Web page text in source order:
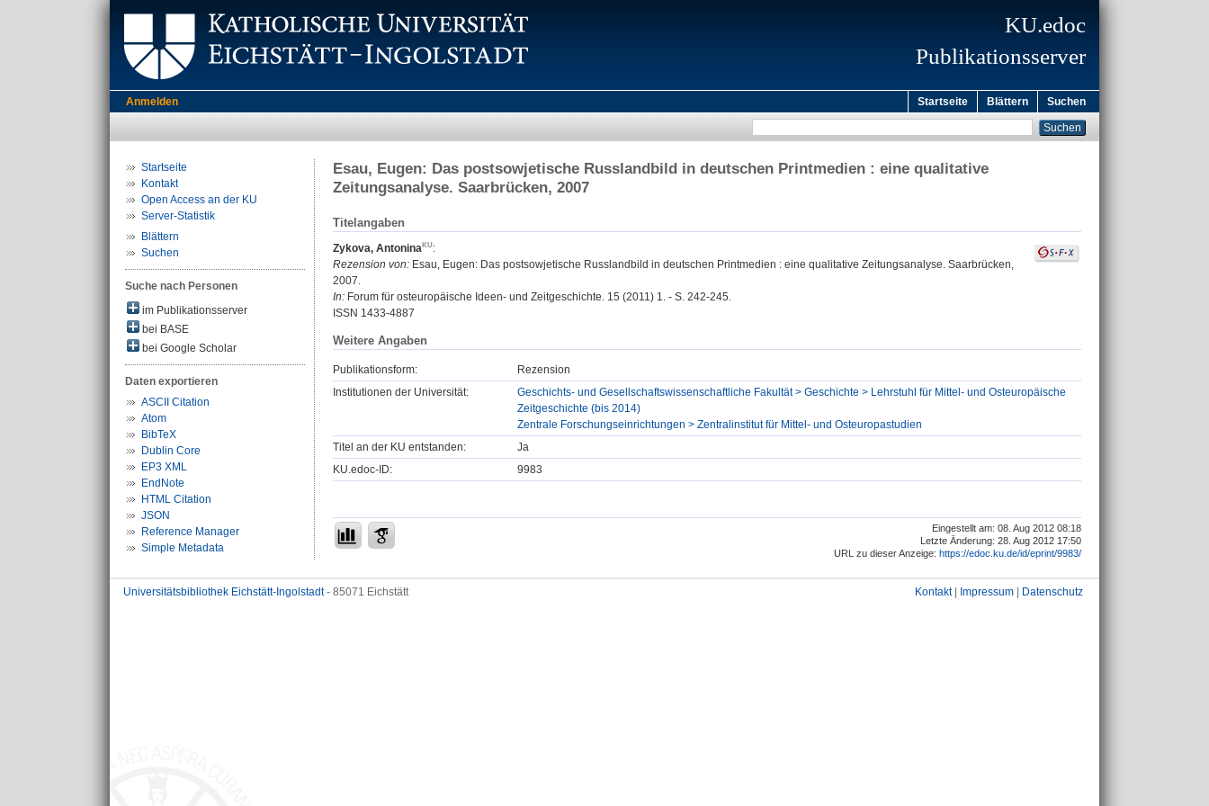
KU.edoc
Publikationsserver
Anmelden Startseite Blättern Suchen
Startseite
Kontakt
Open Access an der KU
Server-Statistik
Blättern
Suchen
Suche nach Personen
im Publikationsserver
bei BASE
bei Google Scholar
Daten exportieren
ASCII Citation
Atom
BibTeX
Dublin Core
EP3 XML
EndNote
HTML Citation
JSON
Reference Manager
Simple Metadata
Esau, Eugen: Das postsowjetische Russlandbild in deutschen Printmedien : eine qualitative
Zeitungsanalyse. Saarbrücken, 2007
Titelangaben
Zykova, Antonina
:
Rezension von: Esau, Eugen: Das postsowjetische Russlandbild in deutschen Printmedien : eine qualitative Zeitungsanalyse. Saarbrücken,
2007.
In: Forum für osteuropäische Ideen- und Zeitgeschichte. 15 (2011) 1. - S. 242-245.
ISSN 1433-4887
Weitere Angaben
Publikationsform:
Rezension
Institutionen der Universität:
Geschichts- und Gesellschaftswissenschaftliche Fakultät > Geschichte > Lehrstuhl für Mittel- und Osteuropäische
Zeitgeschichte (bis 2014)
Zentrale Forschungseinrichtungen > Zentralinstitut für Mittel- und Osteuropastudien
Titel an der KU entstanden:
Ja
KU.edoc-ID:
9983
Eingestellt am: 08. Aug 2012 08:18
Letzte Änderung: 28. Aug 2012 17:50
URL zu dieser Anzeige: https://edoc.ku.de/id/eprint/9983/
Universitätsbibliothek Eichstätt-Ingolstadt- 85071 Eichstätt Kontakt| Impressum Datenschutz